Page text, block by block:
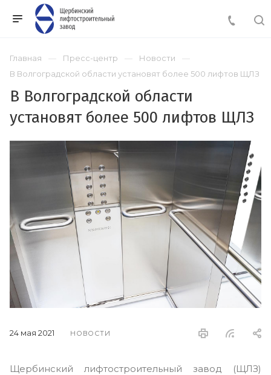
Главная Пресс-центр
Новости
В Волгоградской области установят более 500 лифтов ЩЛЗ
В Волгоградской области
установят более 500 лифтов ЩЛЗ
24 мая 2021 НОВОСТИ
Щербинский лифтостроительный завод (ЩЛЗ)